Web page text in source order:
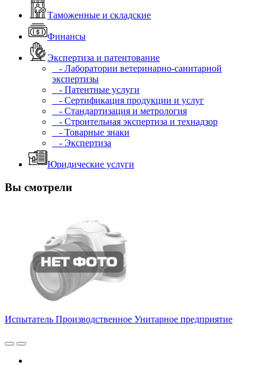
Таможенные и складские
Финансы
Экспертиза и патентование
- Лаборатории ветеринарно-санитарной
экспертизы
- Патентные услуги
- Сертификация продукции и услуг
- Стандартизация и метрология
- Строительная экспертиза и технадзор
- Товарные знаки
- Экспертиза
Юридические услуги
Вы смотрели
Испытатель Производственное Унитарное предприятие